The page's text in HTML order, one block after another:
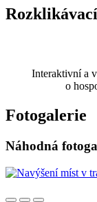
Interaktivní a
o
Fotogalerie
Náhodná